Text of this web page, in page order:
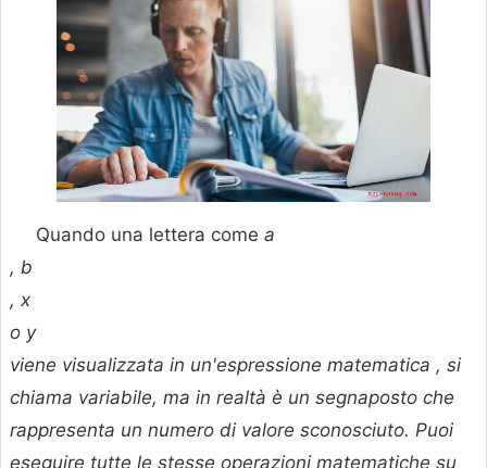
Quando una lettera come a
, b
, x
o y
viene visualizzata in un'espressione matematica , si
chiama variabile, ma in realtà è un segnaposto che
rappresenta un numero di valore sconosciuto. Puoi
eseguire tutte le stesse operazioni matematiche su